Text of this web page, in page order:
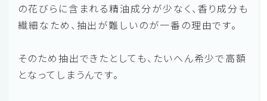
の花びらに含まれる精油成分が少なく、香り成分も
繊細なため、抽出が難しいのが一番の理由です。
そのため抽出できたとしても、たいへん希少で高額
となってしまうんです。